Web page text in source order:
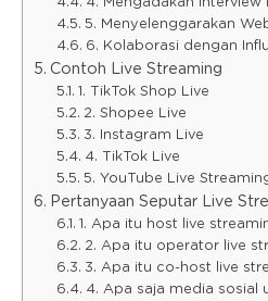
4. Mengadakan Interview
5. Menyelenggarakan
6. Kolaborasi dengan
Contoh Live Streaming
1. TikTok Shop Live
2. Shopee Live
3. Instagram Live
4. TikTok Live
5. YouTube Live
Pertanyaan Seputar Live
1. Apa itu host live
2. Apa itu operator live
3. Apa itu co-host live
4. Apa saja media sosial